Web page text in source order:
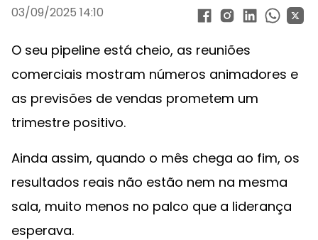
03/09/2025 14:10
O seu pipeline está cheio, as reuniões
comerciais mostram números animadores e
as previsões de vendas prometem um
trimestre positivo.
Ainda assim, quando o mês chega ao fim, os
resultados reais não estão nem na mesma
sala, muito menos no palco que a liderança
esperava.